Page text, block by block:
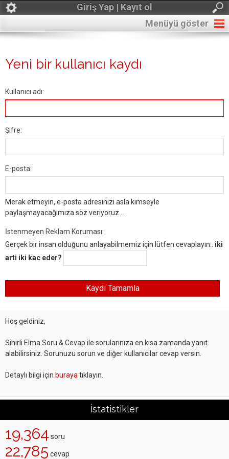
Giriş Yap | Kayıt ol
Menüyü göster
Yeni bir kullanıcı kaydı
Kullanıcı adı:
Şifre:
E-posta:
Merak etmeyin, e-posta adresinizi asla kimseyle
paylaşmayacağımıza söz veriyoruz...
İstenmeyen Reklam Koruması:
Gerçek bir insan olduğunu anlayabilmemiz için lütfen cevaplayın:. iki
arti iki kac eder?
Hoş geldiniz,
Sihirli Elma Soru & Cevap ile sorularınıza en kısa zamanda yanıt
alabilirsiniz. Sorunuzu sorun ve diğer kullanıcılar cevap versin.
Detaylı bilgi için buraya tıklayın.
İstatistikler
19,364 soru
22,785 cevap